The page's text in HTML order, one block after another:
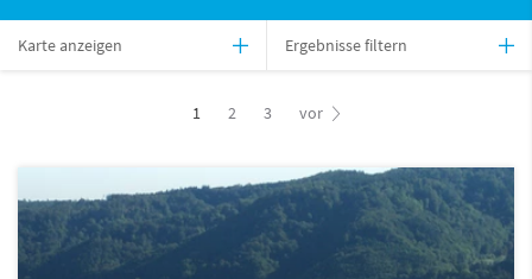
Karte anzeigen Ergebnisse filtern
1 2 3 vor